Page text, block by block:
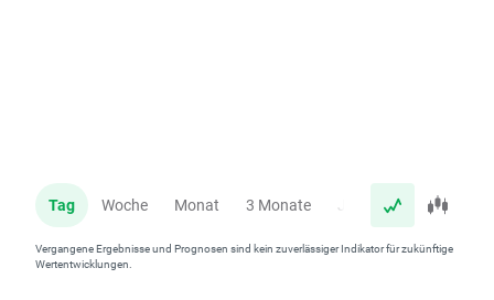
Tag Woche Monat 3 Monate Jahr
Vergangene Ergebnisse und Prognosen sind kein zuverlässiger Indikator für zukünftige
Wertentwicklungen.